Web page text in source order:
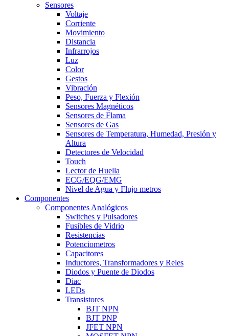
Sensores
Voltaje
Corriente
Movimiento
Distancia
Infrarrojos
Luz
Color
Gestos
Vibración
Peso, Fuerza y Flexión
Sensores Magnéticos
Sensores de Flama
Sensores de Gas
Sensores de Temperatura, Humedad, Presión y
Altura
Detectores de Velocidad
Touch
Lector de Huella
ECG/EQG/EMG
Nivel de Agua y Flujo metros
Componentes
Componentes Analógicos
Switches y Pulsadores
Fusibles de Vidrio
Resistencias
Potenciometros
Capacitores
Inductores, Transformadores y Reles
Diodos y Puente de Diodos
Diac
LEDs
Transistores
BJT NPN
BJT PNP
JFET NPN